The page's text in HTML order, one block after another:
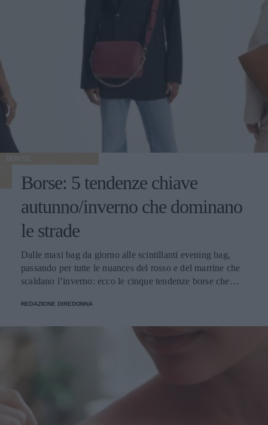
BORSE
Borse: 5 tendenze chiave
autunno/inverno che dominano
le strade
Dalle maxi bag da giorno alle scintillanti evening bag,
passando per tutte le nuances del rosso e del marrine che
scaldano l’inverno: ecco le cinque tendenze borse che
REDAZIONE DIREDONNA